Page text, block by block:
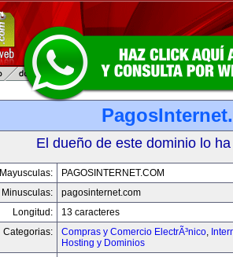
El dueño de este dominio lo
Mayusculas:
PAGOSINTERNET.COM
Minusculas:
pagosinternet.com
Longitud:
13 caracteres
Categorias:
Compras y Comercio ElectrÃ³nico,
Hosting y Dominios